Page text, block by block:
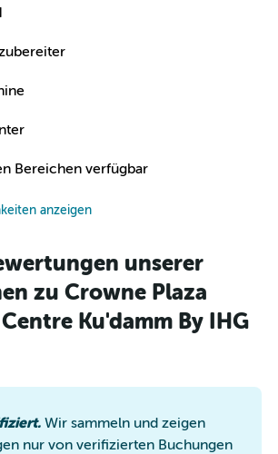
Bereichen verfügbar
anzeigen
unserer
zu Crowne Plaza
Ku'damm By IHG
Wir sammeln und zeigen
nur von verifizierten Buchungen